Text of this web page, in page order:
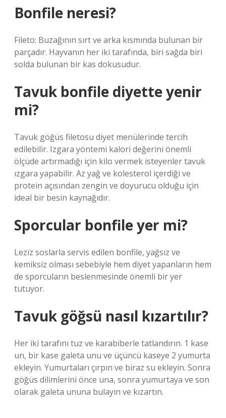
Bonfile neresi?
Fileto: Buzağının sırt ve arka kısmında bulunan bir
parçadır. Hayvanın her iki tarafında, biri sağda biri
solda bulunan bir kas dokusudur.
Tavuk bonfile diyette yenir
mi?
Tavuk göğüs filetosu diyet menülerinde tercih
edilebilir. Izgara yöntemi kalori değerini önemli
ölçüde artırmadığı için kilo vermek isteyenler tavuk
ızgara yapabilir. Az yağ ve kolesterol içerdiği ve
protein açısından zengin ve doyurucu olduğu için
ideal bir besin kaynağıdır.
Sporcular bonfile yer mi?
Leziz soslarla servis edilen bonfile, yağsız ve
kemiksiz olması sebebiyle hem diyet yapanların hem
de sporcuların beslenmesinde önemli bir yer
tutuyor.
Tavuk göğsü nasıl kızartılır?
Her iki tarafını tuz ve karabiberle tatlandırın. 1 kase
un, bir kase galeta unu ve üçüncü kaseye 2 yumurta
ekleyin. Yumurtaları çırpın ve biraz su ekleyin. Sonra
göğüs dilimlerini önce una, sonra yumurtaya ve son
olarak galeta ununa bulayın ve kızartın.